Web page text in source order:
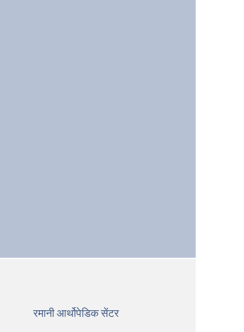
रमानी आर्थोपेडिक सेंटर